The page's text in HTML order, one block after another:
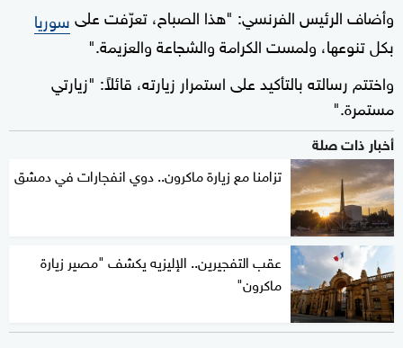
وأضاف الرئيس الفرنسي: "هذا الصباح، تعرّفت علىسوريا
بكل تنوعها، ولمست الكرامة والشجاعة والعزيمة."
واختتم رسالته بالتأكيد على استمرار زيارته، قائلاً: "زيارتي
مستمرة."
أخبار ذات صلة
تزامنا مع زيارة ماكرون.. دوي انفجارات في دمشق
عقب التفجيرين.. الإليزيه يكشف "مصير زيارة
ماكرون"